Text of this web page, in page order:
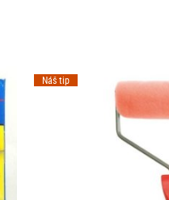
Náš tip